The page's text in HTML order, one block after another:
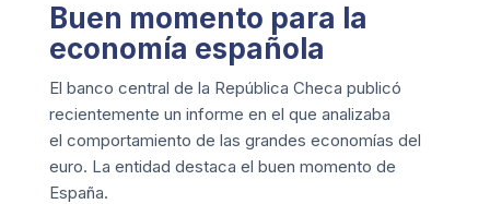
Buen momento para la
economía española
El banco central de la República Checa publicó
recientemente un informe en el que analizaba
el comportamiento de las grandes economías del
euro. La entidad destaca el buen momento de
España.